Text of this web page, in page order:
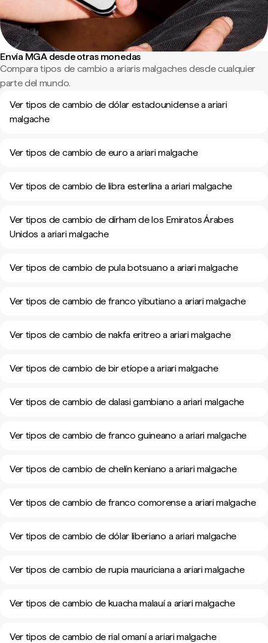
Envía MGA desde otras monedas
Compara tipos de cambio a ariaris malgaches desde cualquier
parte del mundo.
Ver tipos de cambio de dólar estadounidense a ariari
malgache
Ver tipos de cambio de euro a ariari malgache
Ver tipos de cambio de libra esterlina a ariari malgache
Ver tipos de cambio de dírham de los Emiratos Árabes
Unidos a ariari malgache
Ver tipos de cambio de pula botsuano a ariari malgache
Ver tipos de cambio de franco yibutiano a ariari malgache
Ver tipos de cambio de nakfa eritreo a ariari malgache
Ver tipos de cambio de bir etíope a ariari malgache
Ver tipos de cambio de dalasi gambiano a ariari malgache
Ver tipos de cambio de franco guineano a ariari malgache
Ver tipos de cambio de chelín keniano a ariari malgache
Ver tipos de cambio de franco comorense a ariari malgache
Ver tipos de cambio de dólar liberiano a ariari malgache
Ver tipos de cambio de rupia mauriciana a ariari malgache
Ver tipos de cambio de kuacha malauí a ariari malgache
Ver tipos de cambio de rial omaní a ariari malgache